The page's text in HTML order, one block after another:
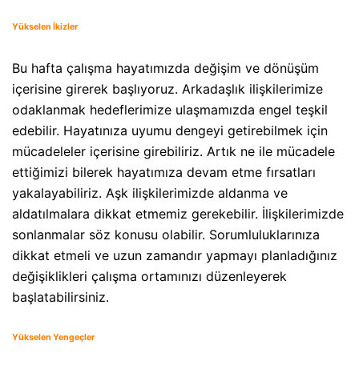
Yükselen İkizler
Bu hafta çalışma hayatımızda değişim ve dönüşüm
içerisine girerek başlıyoruz. Arkadaşlık ilişkilerimize
odaklanmak hedeflerimize ulaşmamızda engel teşkil
edebilir. Hayatınıza uyumu dengeyi getirebilmek için
mücadeleler içerisine girebiliriz. Artık ne ile mücadele
ettiğimizi bilerek hayatımıza devam etme fırsatları
yakalayabiliriz. Aşk ilişkilerimizde aldanma ve
aldatılmalara dikkat etmemiz gerekebilir. İlişkilerimizde
sonlanmalar söz konusu olabilir. Sorumluluklarınıza
dikkat etmeli ve uzun zamandır yapmayı planladığınız
değişiklikleri çalışma ortamınızı düzenleyerek
başlatabilirsiniz.
Yükselen Yengeçler